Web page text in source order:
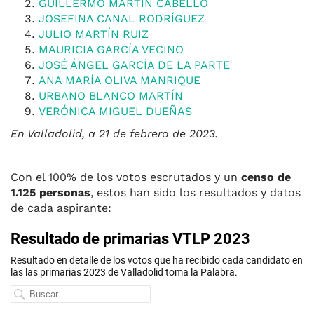
GUILLERMO MARTÍN CABELLO
JOSEFINA CANAL RODRÍGUEZ
JULIO MARTÍN RUIZ
MAURICIA GARCÍA VECINO
JOSÉ ÁNGEL GARCÍA DE LA PARTE
ANA MARÍA OLIVA MANRIQUE
URBANO BLANCO MARTÍN
VERÓNICA MIGUEL DUEÑAS
En Valladolid, a 21 de febrero de 2023.
Con el 100% de los votos escrutados y un censo de
1.125 personas, estos han sido los resultados y datos
de cada aspirante: